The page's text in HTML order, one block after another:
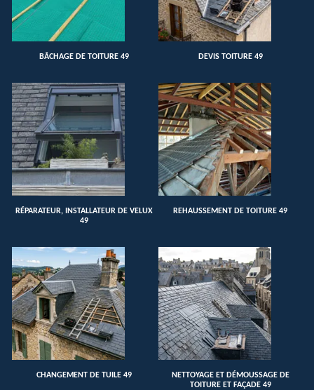
BÂCHAGE DE TOITURE 49 DEVIS TOITURE 49
RÉPARATEUR, INSTALLATEUR DE VELUX
49
REHAUSSEMENT DE TOITURE 49
CHANGEMENT DE TUILE 49
NETTOYAGE ET DÉMOUSSAGE DE
TOITURE ET FAÇADE 49